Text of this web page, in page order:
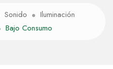
Sonido
Iluminación
Bajo Consumo